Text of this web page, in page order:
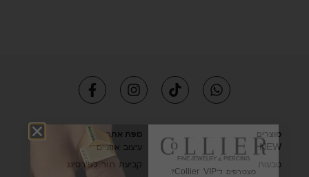
מוצרים
NEW
טבעות
מפת אתר
עיצוב אוזניים
קביעת תור לפירסינג